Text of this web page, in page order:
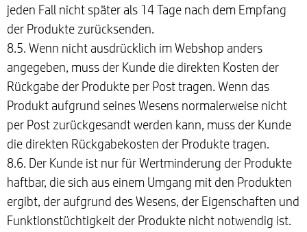
jeden Fall nicht später als 14 Tage nach dem Empfang
der Produkte zurücksenden.
8.5. Wenn nicht ausdrücklich im Webshop anders
angegeben, muss der Kunde die direkten Kosten der
Rückgabe der Produkte per Post tragen. Wenn das
Produkt aufgrund seines Wesens normalerweise nicht
per Post zurückgesandt werden kann, muss der Kunde
die direkten Rückgabekosten der Produkte tragen.
8.6. Der Kunde ist nur für Wertminderung der Produkte
haftbar, die sich aus einem Umgang mit den Produkten
ergibt, der aufgrund des Wesens, der Eigenschaften und
Funktionstüchtigkeit der Produkte nicht notwendig ist.